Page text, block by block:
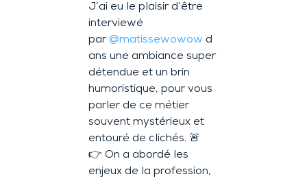
J’ai eu le plaisir d’être
interviewé
par@matissewowow d
ans une ambiance super
détendue et un brin
humoristique, pour vous
parler de ce métier
souvent mystérieux et
entouré de clichés. 🚨
👉 On a abordé les
enjeux de la profession,